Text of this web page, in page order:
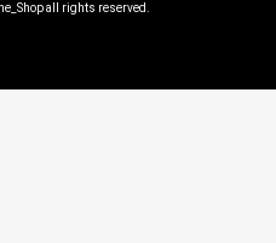
all rights reserved.